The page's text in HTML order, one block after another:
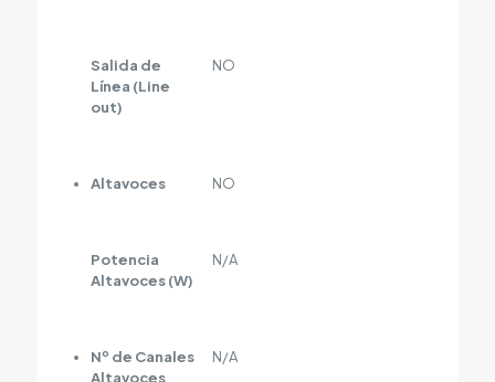
Salida de
Línea (Line
out)
NO
Altavoces NO
Potencia
Altavoces (W)
N/A
Nº de Canales
Altavoces
N/A